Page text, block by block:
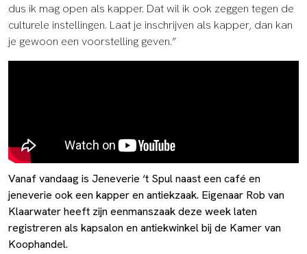
dus ik mag open als kapper. Dat wil ik ook zeggen tegen de
culturele instellingen. Laat je inschrijven als kapper, dan kan
je gewoon een voorstelling geven.”
Vanaf vandaag is Jeneverie ‘t Spul naast een café en
jeneverie ook een kapper en antiekzaak. Eigenaar Rob van
Klaarwater heeft zijn eenmanszaak deze week laten
registreren als kapsalon en antiekwinkel bij de Kamer van
Koophandel.